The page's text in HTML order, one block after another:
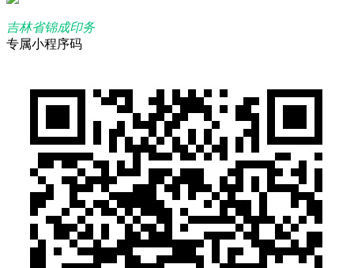
吉林省锦成印务
专属小程序码